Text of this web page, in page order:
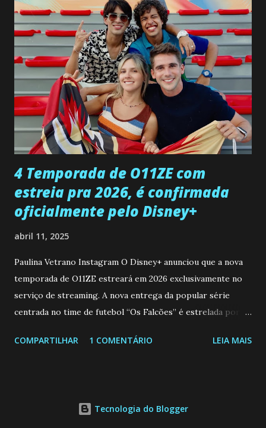
confessa a Gabriel que ele demonstrou ser o tipo de
pessoa que ela tanto desejou durante toda a vida. Camila
entra no quarto de Gabriel e imagina como seria o
encontro deles, quando conseguir seduzi-lo. Manuel avisa a
Paula sobre a suposta infidelidade de Gabriel com Joana.
Rogerio consegue se livrar de todas as suspeitas pelo
desaparecimento de Francisco, apontando que ele poderia
ter sido vítima da fúria de Gabriel. Artur informa a Gabriel
que a clínica inseminou por engano outra paciente, que está
...
4 Temporada de O11ZE com
estreia pra 2026, é confirmada
oficialmente pelo Disney+
abril 11, 2025
Paulina Vetrano Instagram O Disney+ anunciou que a nova
temporada de O11ZE estreará em 2026 exclusivamente no
serviço de streaming. A nova entrega da popular série
centrada no time de futebol “Os Falcões” é estrelada por
Brum (Dedé), que voltam a interpretar seus personagens
atleta Sergio “Kun” Agüero, além de outras figuras de
COMPARTILHAR 1 COMENTÁRIO LEIA MAIS
Tecnologia do Blogger